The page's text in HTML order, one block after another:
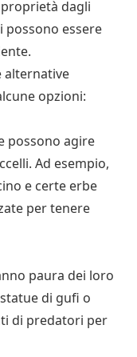
dagli
essere
alternative
opzioni:
possono agire
Ad esempio,
e certe erbe
per tenere
paura dei loro
di gufi o
di predatori per